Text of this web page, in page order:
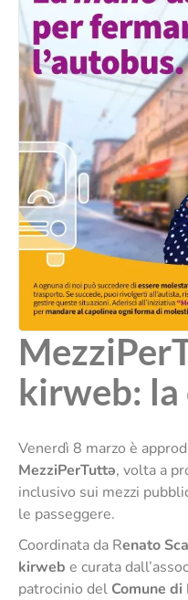
kirweb: la
Venerdì 8 marzo è
MezziPerTuttə, volta a
inclusivo sui mezzi
le passeggere.
Coordinata da Renato
kirweb e curata
patrocinio del Comune